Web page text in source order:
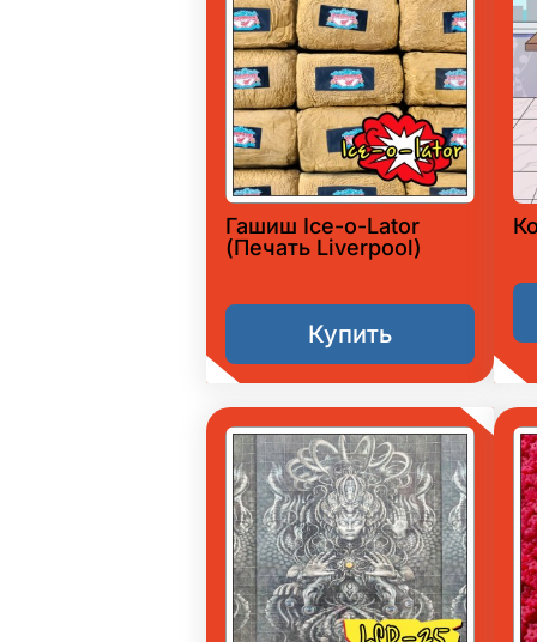
Гашиш Ice-o-Lator
(Печать Liverpool)
Купить